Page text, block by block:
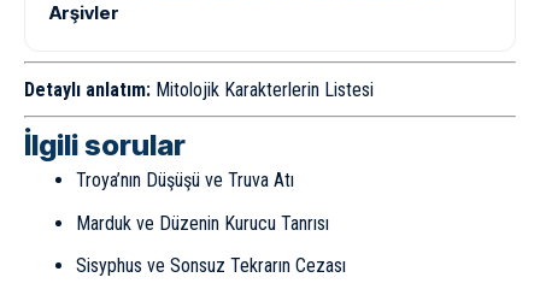
Arşivler
Detaylı anlatım: Mitolojik Karakterlerin Listesi
İlgili sorular
Troya’nın Düşüşü ve Truva Atı
Marduk ve Düzenin Kurucu Tanrısı
Sisyphus ve Sonsuz Tekrarın Cezası